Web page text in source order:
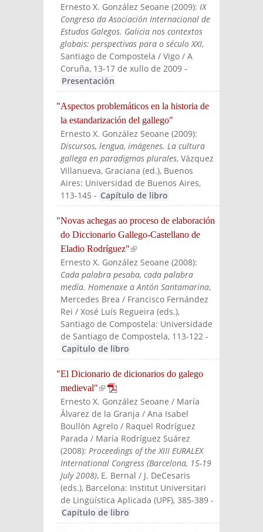
Ernesto X. González Seoane (2009): IX
Congreso da Asociación Internacional de
Estudos Galegos. Galicia nos contextos
globais: perspectivas para o século XXI,
Santiago de Compostela / Vigo / A
Coruña, 13-17 de xullo de 2009 -
Presentación
"Aspectos problemáticos en la historia de
la estandarización del gallego"
Ernesto X. González Seoane (2009):
Discursos, lengua, imágenes. La cultura
gallega en paradigmas plurales, Vázquez
Villanueva, Graciana (ed.), Buenos
Aires: Universidad de Buenos Aires,
113-145 - Capítulo de libro
"Novas achegas ao proceso de elaboración
do Diccionario Gallego-Castellano de
Eladio Rodríguez"(link is external)
Ernesto X. González Seoane (2008):
Cada palabra pesaba, cada palabra
medía. Homenaxe a Antón Santamarina,
Mercedes Brea / Francisco Fernández
Rei / Xosé Luís Regueira (eds.),
Santiago de Compostela: Universidade
de Santiago de Compostela, 113-122 -
Capítulo de libro
"El Dicionario de dicionarios do galego
medieval"(link is external)
Ernesto X. González Seoane / María
Álvarez de la Granja / Ana Isabel
Boullón Agrelo / Raquel Rodríguez
Parada / María Rodríguez Suárez
(2008):Proceedings of the XIII EURALEX
International Congress (Barcelona, 15-19
July 2008), E. Bernal / J. DeCesaris
(eds.), Barcelona: Institut Universitari
de Lingüística Aplicada (UPF), 385-389 -
Capítulo de libro